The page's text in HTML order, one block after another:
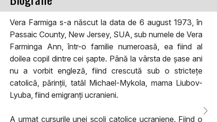
Vera Farmiga s-a născut la data de 6 august 1973, în
Passaic County, New Jersey, SUA, sub numele de Vera
Farminga Ann, într-o familie numeroasă, ea fiind al
doilea copil dintre cei șapte. Până la vârsta de șase ani
nu a vorbit engleză, fiind crescută sub o strictețe
catolică, părinții, tatăl Michael-Mykola, mama Liubov-
Lyuba, fiind emigranți ucranieni.
A urmat cursurile unei școli catolice ucraniene. Fiind o